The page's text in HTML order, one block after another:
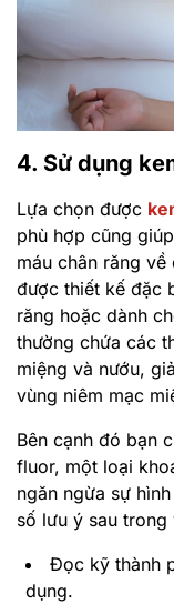
4. Sử dụng
Lựa chọn được
phù hợp cũng
máu chân răng
được thiết kế đặc
răng hoặc dành
thường chứa các
miệng và nướu,
vùng niêm mạc
Bên cạnh đó bạn
fluor, một loại
ngăn ngừa sự
số lưu ý sau
Đọc kỹ thành
dụng.